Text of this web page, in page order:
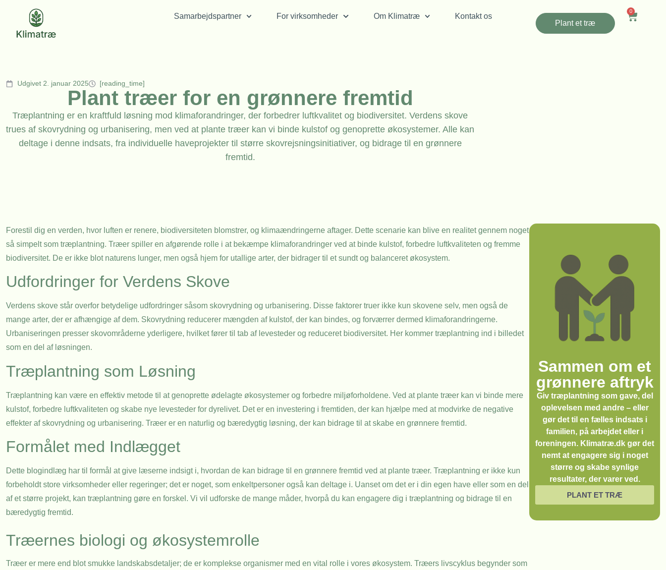
Samarbejdspartner For virksomheder Om Klimatræ
Kontakt os
Plant et træ
0
Udgivet 2. januar 2025 [reading_time]
Plant træer for en grønnere fremtid
Træplantning er en kraftfuld løsning mod klimaforandringer, der forbedrer luftkvalitet og biodiversitet. Verdens skove
trues af skovrydning og urbanisering, men ved at plante træer kan vi binde kulstof og genoprette økosystemer. Alle kan
deltage i denne indsats, fra individuelle haveprojekter til større skovrejsningsinitiativer, og bidrage til en grønnere
fremtid.
Forestil dig en verden, hvor luften er renere, biodiversiteten blomstrer, og klimaændringerne aftager. Dette scenarie kan blive en realitet gennem noget
så simpelt som træplantning. Træer spiller en afgørende rolle i at bekæmpe klimaforandringer ved at binde kulstof, forbedre luftkvaliteten og fremme
biodiversitet. De er ikke blot naturens lunger, men også hjem for utallige arter, der bidrager til et sundt og balanceret økosystem.
Udfordringer for Verdens Skove
Verdens skove står overfor betydelige udfordringer såsom skovrydning og urbanisering. Disse faktorer truer ikke kun skovene selv, men også de
mange arter, der er afhængige af dem. Skovrydning reducerer mængden af kulstof, der kan bindes, og forværrer dermed klimaforandringerne.
Urbaniseringen presser skovområderne yderligere, hvilket fører til tab af levesteder og reduceret biodiversitet. Her kommer træplantning ind i billedet
som en del af løsningen.
Træplantning som Løsning
Træplantning kan være en effektiv metode til at genoprette ødelagte økosystemer og forbedre miljøforholdene. Ved at plante træer kan vi binde mere
kulstof, forbedre luftkvaliteten og skabe nye levesteder for dyrelivet. Det er en investering i fremtiden, der kan hjælpe med at modvirke de negative
effekter af skovrydning og urbanisering. Træer er en naturlig og bæredygtig løsning, der kan bidrage til at skabe en grønnere fremtid.
Formålet med Indlægget
Dette blogindlæg har til formål at give læserne indsigt i, hvordan de kan bidrage til en grønnere fremtid ved at plante træer. Træplantning er ikke kun
forbeholdt store virksomheder eller regeringer; det er noget, som enkeltpersoner også kan deltage i. Uanset om det er i din egen have eller som en del
af et større projekt, kan træplantning gøre en forskel. Vi vil udforske de mange måder, hvorpå du kan engagere dig i træplantning og bidrage til en
bæredygtig fremtid.
Træernes biologi og økosystemrolle
Træer er mere end blot smukke landskabsdetaljer; de er komplekse organismer med en vital rolle i vores økosystem. Træers livscyklus begynder som
Sammen om et
grønnere aftryk
Giv træplantning som gave, del
oplevelsen med andre – eller
gør det til en fælles indsats i
familien, på arbejdet eller i
foreningen. Klimatræ.dk gør det
nemt at engagere sig i noget
større og skabe synlige
resultater, der varer ved.
PLANT ET TRÆ